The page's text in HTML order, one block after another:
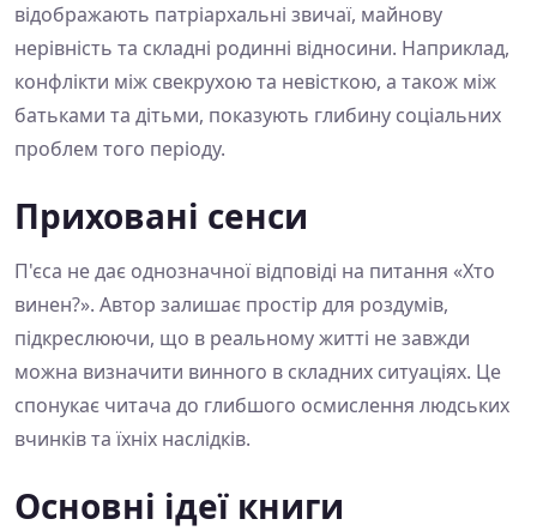
відображають патріархальні звичаї, майнову
нерівність та складні родинні відносини. Наприклад,
конфлікти між свекрухою та невісткою, а також між
батьками та дітьми, показують глибину соціальних
проблем того періоду.
Приховані сенси
П'єса не дає однозначної відповіді на питання «Хто
винен?». Автор залишає простір для роздумів,
підкреслюючи, що в реальному житті не завжди
можна визначити винного в складних ситуаціях. Це
спонукає читача до глибшого осмислення людських
вчинків та їхніх наслідків.
Основні ідеї книги